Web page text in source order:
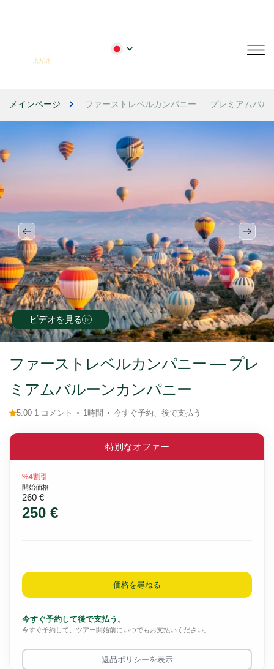
メインページ ファーストレベルカンパニー — プレミアムバル
ビデオを見る
ファーストレベルカンパニー — プレ
ミアムバルーンカンパニー
5.00 1 コメント 1時間 今すぐ予約、後で支払う
特別なオファー
%4割引
開始価格
260 €
250 €
価格を尋ねる
今すぐ予約して後で支払う。
今すぐ予約して、ツアー開始前にいつでもお支払いください。
返品ポリシーを表示